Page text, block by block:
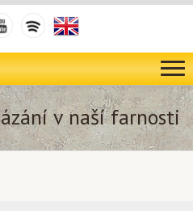
v naší farnosti